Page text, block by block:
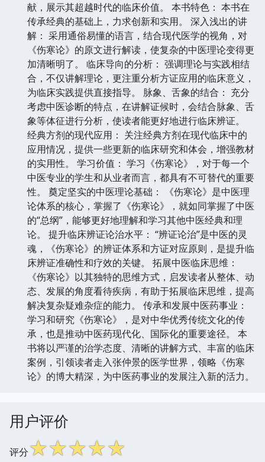
献，展示其超越时代的临床价值。 本书特色： 本书在
传承经典的基础上，力求创新和实用。 深入浅出的讲
解： 采用通俗易懂的语言，结合现代医学的视角，对
《伤寒论》的原文进行解读，使复杂的中医理论变得更
加清晰明了。 临床导向的分析： 强调理论与实践相结
合，不仅讲解理论，更注重分析方证应用的临床意义，
为临床实践提供直接指导。 脉象、舌象的结合： 充分
考虑中医诊断的特点，在讲解证候时，会结合脉象、舌
象等体征进行分析，使读者能更好地进行临床辨证。
经典方剂的现代应用： 关注经典方剂在现代临床中的
应用情况，提供一些更新的临床研究和体会，增强教材
的实用性。 学习价值： 学习《伤寒论》，对于每一个
中医专业的学生和从业者而言，都具有不可替代的重要
性。 奠定坚实的中医理论基础： 《伤寒论》是中医理
论体系的核心，掌握了《伤寒论》，就如同掌握了中医
的“总纲”，能够更好地理解和学习其他中医经典和理
论。 提升临床辨证论治水平： “辨证论治”是中医的灵
魂，《伤寒论》的辨证体系和方证对应原则，是提升临
床辨证准确性和疗效的关键。 拓展中医临床思维：
《伤寒论》以其独特的思维方式，启发读者从整体、动
态、发展的角度看待疾病，有助于拓展临床思维，提高
解决复杂疑难杂症的能力。 传承和发展中医药事业：
学习和研究《伤寒论》，是对中华优秀传统文化的传
承，也是推动中医药现代化、国际化的重要途径。 本
书将以严谨的治学态度、清晰的讲解方式、丰富的临床
案例，引领读者走入张仲景的医学世界，领略《伤寒
论》的博大精深，为中医药事业的发展注入新的活力。
用户评价
评分☆☆☆☆☆